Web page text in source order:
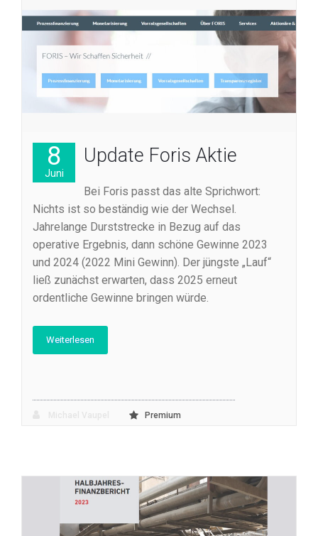
8
Juni
Update Foris Aktie
Bei Foris passt das alte Sprichwort:
Nichts ist so beständig wie der Wechsel.
Jahrelange Durststrecke in Bezug auf das
operative Ergebnis, dann schöne Gewinne 2023
und 2024 (2022 Mini Gewinn). Der jüngste „Lauf“
ließ zunächst erwarten, dass 2025 erneut
ordentliche Gewinne bringen würde.
Weiterlesen
Premium